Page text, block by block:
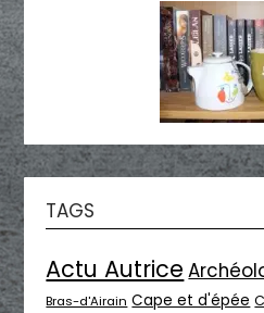
TAGS
Actu Autrice
Bras-d'Airain Cape et d'épée